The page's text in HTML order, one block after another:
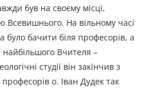
був на своєму місці,
Всевишнього. На вільному часі
було бачити біля професорів, а
найбільшого Вчителя –
студії він закінчив з
о. Іван Дудек так